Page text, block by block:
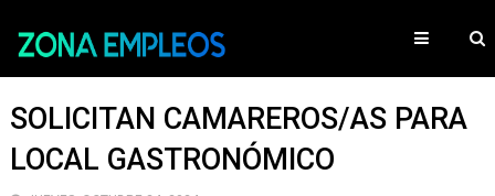
SOLICITAN CAMAREROS/AS PARA
LOCAL GASTRONÓMICO